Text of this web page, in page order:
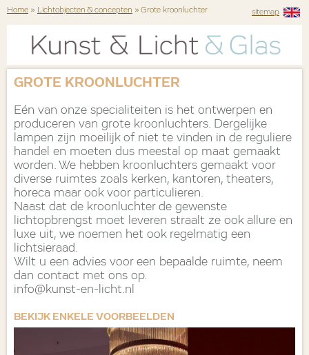
Home » Lichtobjecten & concepten » Grote kroonluchter sitemap
GROTE KROONLUCHTER
Eén van onze specialiteiten is het ontwerpen en
produceren van grote kroonluchters. Dergelijke
lampen zijn moeilijk of niet te vinden in de reguliere
handel en moeten dus meestal op maat gemaakt
worden. We hebben kroonluchters gemaakt voor
diverse ruimtes zoals kerken, kantoren, theaters,
horeca maar ook voor particulieren.
Naast dat de kroonluchter de gewenste
lichtopbrengst moet leveren straalt ze ook allure en
luxe uit, we noemen het ook regelmatig een
lichtsieraad.
Wilt u een advies voor een bepaalde ruimte, neem
dan contact met ons op.
info@kunst-en-licht.nl
BEKIJK ENKELE VOORBEELDEN